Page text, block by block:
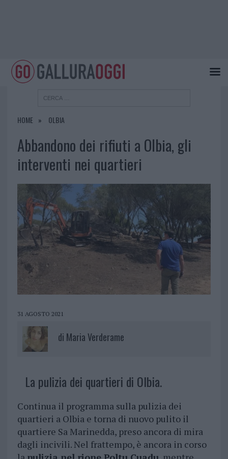
HOME OLBIA
Abbandono dei rifiuti a Olbia, gli
interventi nei quartieri
31 AGOSTO 2021
di Maria Verderame
La pulizia dei quartieri di Olbia.
Continua il programma sulla pulizia dei
quartieri a Olbia e torna di nuovo pulito il
quartiere Sa Marinedda, preso ancora di mira
dagli incivili. Nel frattempo, è ancora in corso